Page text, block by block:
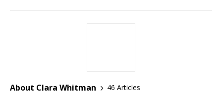
About Clara Whitman
46 Articles